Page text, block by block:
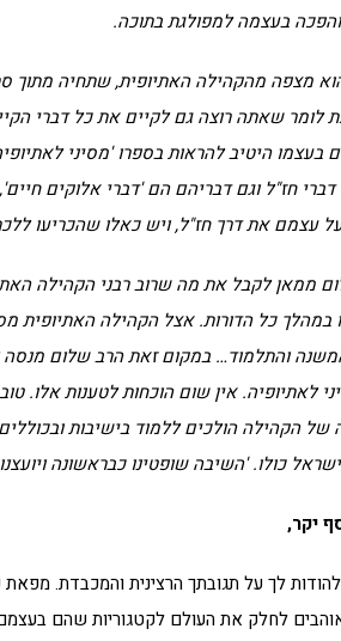
בעצמה למפולגת בתוכה.
מצפה מהקהילה האתיופית, שתחיה מתוך
לומר שאתה רוצה גם לקיים את כל דברי
בעצמו היטיב להראות בספרו 'מסיני
דברי חז"ל וגם דבריהם הם 'דברי אלוקים
עצמם את דרך חז"ל, ויש כאלו שהכריעו
ממאן לקבל את מה שרוב רבני הקהילה
במהלך כל הדורות. אצל הקהילה האתיופית
והתלמוד… במקום זאת הרב שלום מנסה
לאתיופיה. אין שום הוכחות לטענות אלו.
של הקהילה הולכים ללמוד בישיבות
כולו. 'השיבה שופטינו כבראשונה
יקר,
לך על תגובתך הרצינית והמכבדת.
לחלק את העולם לקטגוריות שהם